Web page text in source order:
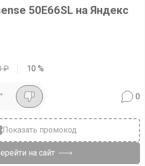
50E66SL на Яндекс
₽ 10 %
° 0
Показать промокод
на сайт